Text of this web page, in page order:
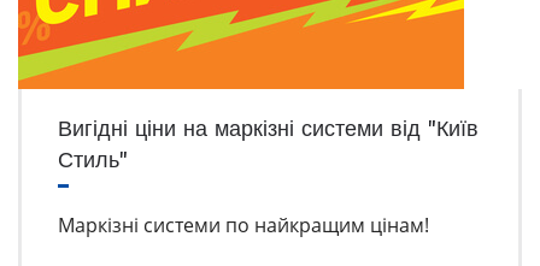
Вигідні ціни на маркізні системи від "Київ
Стиль"
Маркізні системи по найкращим цінам!